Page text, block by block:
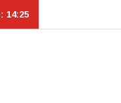
14:25